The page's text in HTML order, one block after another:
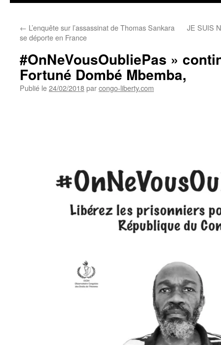
← L’enquête sur l’assassinat de Thomas Sankara
se déporte en France
JE SUIS
#OnNeVousOubliePas »
Fortuné Dombé Mbemba,
Publié le24/02/2018parcongo-liberty.com